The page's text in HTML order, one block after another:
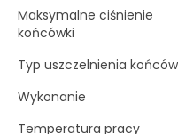
Maksymalne ciśnienie
końcówki
Typ uszczelnienia
Wykonanie
Temperatura pracy